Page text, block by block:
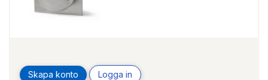
Skapa konto Logga in